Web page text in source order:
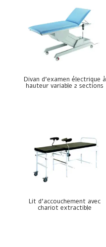
Divan d’examen électrique à
hauteur variable 2 sections
Lit d’accouchement avec
chariot extractible